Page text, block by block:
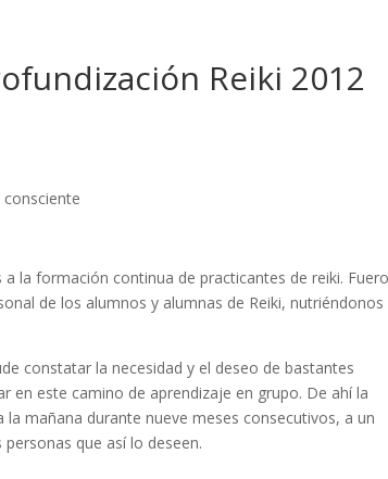
Reiki 2012
a la formación continua de practicantes de reiki.
de los alumnos y alumnas de Reiki, nutriéndonos
constatar la necesidad y el deseo de bastantes
en este camino de aprendizaje en grupo. De ahí la
mañana durante nueve meses consecutivos, a un
que así lo deseen.